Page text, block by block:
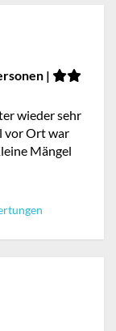
|
wieder sehr
vor Ort war
Mängel